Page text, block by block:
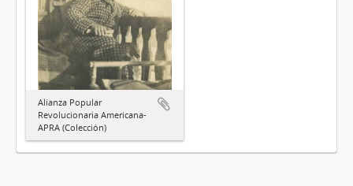
Alianza Popular
Revolucionaria Americana-
APRA (Colección)